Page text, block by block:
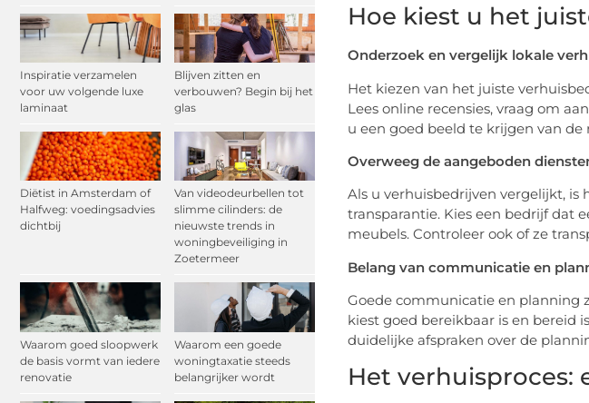
Inspiratie verzamelen
voor uw volgende luxe
laminaat
Blijven zitten en
verbouwen? Begin bij het
glas
Diëtist in Amsterdam of
Halfweg: voedingsadvies
dichtbij
Van videodeurbellen tot
slimme cilinders: de
nieuwste trends in
woningbeveiliging in
Zoetermeer
Waarom goed sloopwerk
de basis vormt van iedere
renovatie
Waarom een goede
woningtaxatie steeds
belangrijker wordt
Hoe kiest u het
Onderzoek en vergelijk lokale
Het kiezen van het juiste
Lees online recensies, vraag om
u een goed beeld te krijgen van
Overweeg de aangeboden
Als u verhuisbedrijven vergelijkt,
transparantie. Kies een bedrijf dat
meubels. Controleer ook of ze
Belang van communicatie en
Goede communicatie en planning
kiest goed bereikbaar is en bereid
duidelijke afspraken over de
Het verhuisproces: